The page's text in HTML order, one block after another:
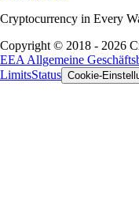
Cryptocurrency in Every
Copyright © 2018 - 2026
EEA Allgemeine
LimitsStatus Cookie-